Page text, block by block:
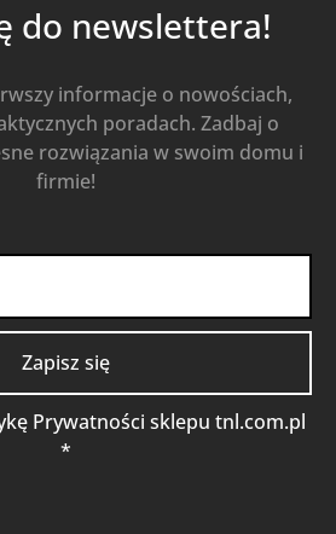
do newslettera!
informacje o nowościach,
poradach. Zadbaj o
rozwiązania w swoim domu i
firmie!
Prywatności sklepu tnl.com.pl
*